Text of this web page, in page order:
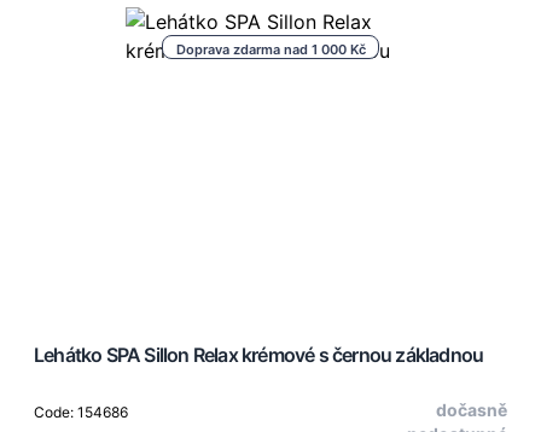
Doprava zdarma nad 1 000 Kč
Lehátko SPA Sillon Relax krémové s černou základnou
Code: 154686
dočasně